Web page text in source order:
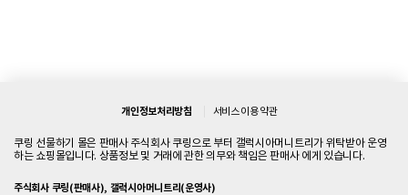
개인정보처리방침 서비스 이용 약관
쿠링 선물하기 몰은 판매사 주식회사 쿠링으로 부터 갤럭시아머니트리가 위탁받아 운영
하는 쇼핑몰입니다. 상품정보 및 거래에 관한 의무와 책임은 판매사 에게 있습니다.
주식회사 쿠링(판매사), 갤럭시아머니트리(운영사)